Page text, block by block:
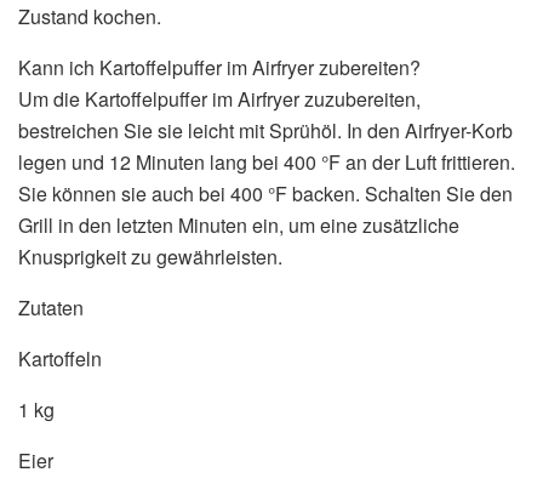
Zustand kochen.
Kann ich Kartoffelpuffer im Airfryer zubereiten?
Um die Kartoffelpuffer im Airfryer zuzubereiten,
bestreichen Sie sie leicht mit Sprühöl. In den Airfryer-Korb
legen und 12 Minuten lang bei 400 °F an der Luft frittieren.
Sie können sie auch bei 400 °F backen. Schalten Sie den
Grill in den letzten Minuten ein, um eine zusätzliche
Knusprigkeit zu gewährleisten.
Zutaten
Kartoffeln
1 kg
Eier